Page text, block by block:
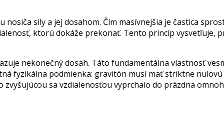
sily a jej dosahom. Čím masívnejšia je častica
ktorú dokáže prekonať. Tento princíp vysvetľuje,
nekonečný dosah. Táto fundamentálna vlastnosť
fyzikálna podmienka: gravitón musí mať striktne
sa vzdialenosťou vyprchalo do prázdna